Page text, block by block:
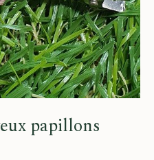
papillons